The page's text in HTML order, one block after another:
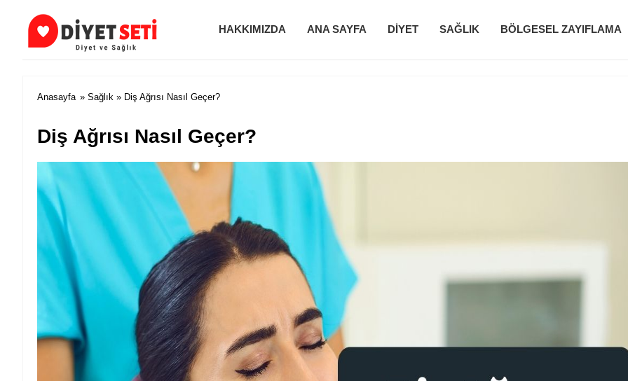
Diyet ve Zayıflama
HAKKIMIZDA ANA SAYFA DIYET SAĞLIK BÖLGESEL ZAYIFLAMA
Anasayfa » Sağlık » Diş Ağrısı Nasıl Geçer?
Diş Ağrısı Nasıl Geçer?